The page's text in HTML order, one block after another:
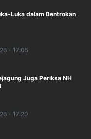
Luka dalam Bentrokan
- 17:05
Juga Periksa NH
- 17:20